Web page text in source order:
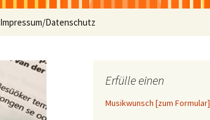
Impressum/Datenschutz
Erfülle einen
Musikwunsch [zum Formular]